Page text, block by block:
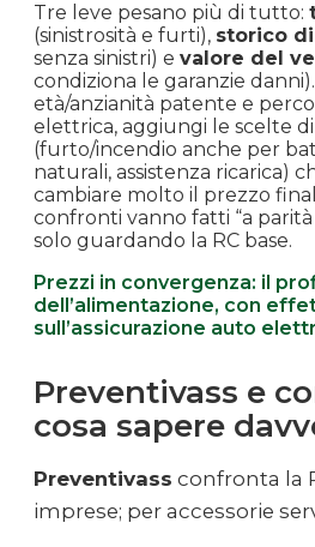
Tre leve pesano più di tutto:
(sinistrosità e furti), storico
senza sinistri) e valore del
condiziona le garanzie
età/anzianità patente e
elettrica, aggiungi le scelte
(furto/incendio anche per
naturali, assistenza ricarica)
cambiare molto il prezzo
confronti vanno fatti “a parità
solo guardando la RC base.
Prezzi in convergenza: il
dell’alimentazione, con
sull’assicurazione auto
Preventivass e
cosa sapere
Preventivass confronta la
imprese; per accessorie